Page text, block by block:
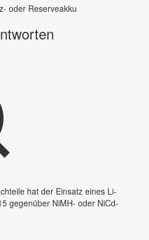
oder Reserveakku
hat der Einsatz eines Li-
gegenüber NiMH- oder NiCd-